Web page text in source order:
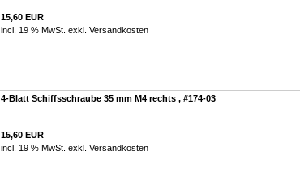
15,60 EUR
incl. 19 % MwSt. exkl. Versandkosten
4-Blatt Schiffsschraube 35 mm M4 rechts , #174-03
15,60 EUR
incl. 19 % MwSt. exkl. Versandkosten